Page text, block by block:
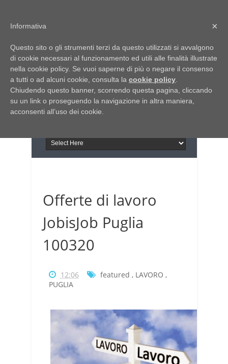
Italia Notizie
Giornale di Basilicata
Giornale di Puglia
INFORMAPUGLIA
Il portale n.1 del lavoro
in Puglia
Offerte di lavoro
JobisJob Puglia
100320
12:06 featured , LAVORO ,
PUGLIA
×
Informativa
Questo sito o gli strumenti terzi da questo utilizzati si avvalgono
di cookie necessari al funzionamento ed utili alle finalità illustrate
nella cookie policy. Se vuoi saperne di più o negare il consenso
a tutti o ad alcuni cookie, consulta la cookie policy
Chiudendo questo banner, scorrendo questa pagina, cliccando
su un link o proseguendo la navigazione in altra maniera,
acconsenti all’uso dei cookie.